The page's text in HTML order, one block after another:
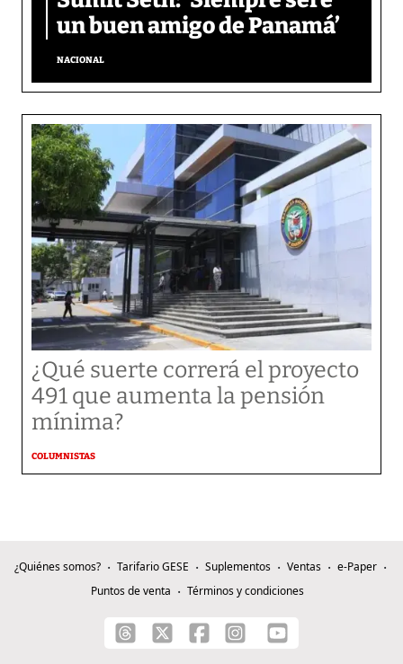
un buen amigo de Panamá’
NACIONAL
¿Qué suerte correrá el proyecto
491 que aumenta la pensión
mínima?
COLUMNISTAS
¿Quiénes somos? Tarifario GESE Suplementos Ventas
e-Paper
Puntos de venta
Términos y condiciones